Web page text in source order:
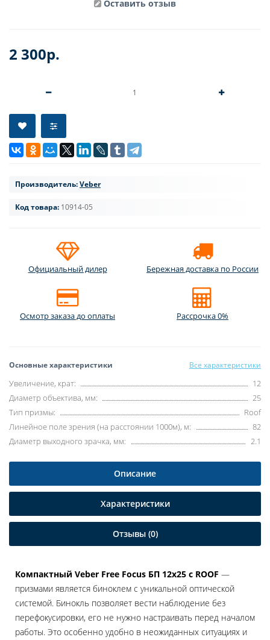
Оставить отзыв
2 300р.
Производитель:Veber
Код товара: 10914-05
Официальный дилер Бережная доставка по России
Осмотр заказа до оплаты Рассрочка 0%
Основные характеристики Все характеристики
Увеличение, крат:
12
Диаметр объектива, мм:
25
Тип призмы:
Roof
Линейное поле зрения (на расстоянии 1000м), м:
82
Диаметр выходного зрачка, мм:
2.1
Описание
Характеристики
Отзывы (0)
Компактный Veber Free Focus БП 12x25 с ROOF —
призмами является биноклем с уникальной оптической
системой. Бинокль позволяет вести наблюдение без
перефокусировки, его не нужно настраивать перед началом
работы. Это особенно удобно в неожиданных ситуациях и